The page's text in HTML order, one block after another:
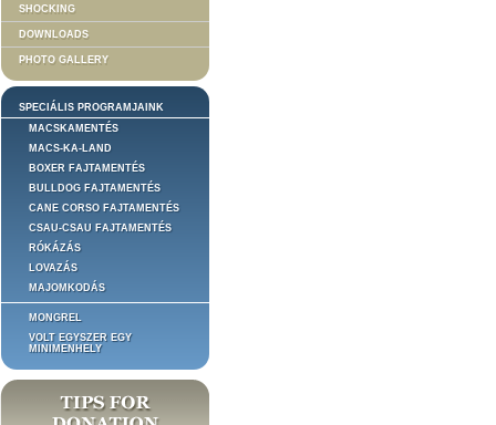
SHOCKING
DOWNLOADS
PHOTO GALLERY
SPECIÁLIS PROGRAMJAINK
MACSKAMENTÉS
MACS-KA-LAND
BOXER FAJTAMENTÉS
BULLDOG FAJTAMENTÉS
CANE CORSO FAJTAMENTÉS
CSAU-CSAU FAJTAMENTÉS
RÓKÁZÁS
LOVAZÁS
MAJOMKODÁS
MONGREL
VOLT EGYSZER EGY
MINIMENHELY